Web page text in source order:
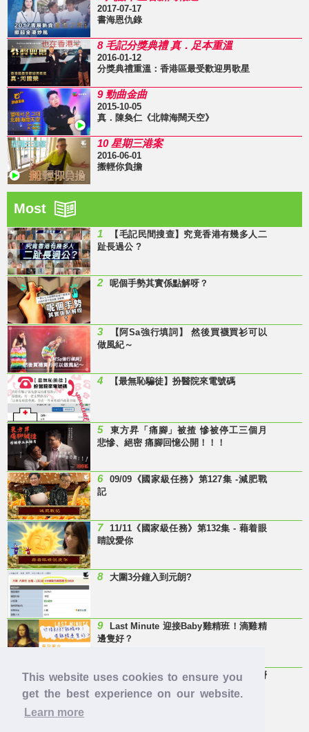
This website uses cookies to ensure you
get the best experience on our website.
Learn more
2017-07-17
書海恩仇錄
8 毛記分獎典禮 真．足本重溫
2016-01-12
分獎典禮重溫：香港區最受歡迎男歌星
9 勁曲金曲
2015-10-05
真．陳奐仁《北韓海闊天空》
10 星期三港案
2016-06-01
搬輕你負擔
Most
1
【毛記民間搜查】究竟香港有幾多人二
趾長過公 ?
2 呢個手勢其實係點解呀？
3
【阿Sa強行填詞】 然後買襪買衫可以
做風紀～
4 【最無恥騙徒】扮醫院來電號碼
5
東方昇「痛腳」被揸 慘被停工三個月
悲慘、絕密 痛腳回憶公開！！！
6
09/09《國家級任務》第127集 -減肥戰
記
7
11/11《國家級任務》第132集 - 藉着眼
睛說愛你
8 大圍3分鐘入到元朗?
9
Last Minute 迎接Baby雞精班！滴雞精
邊隻好？
10
【童年回憶】 有冇人記得呢兩隻嘢